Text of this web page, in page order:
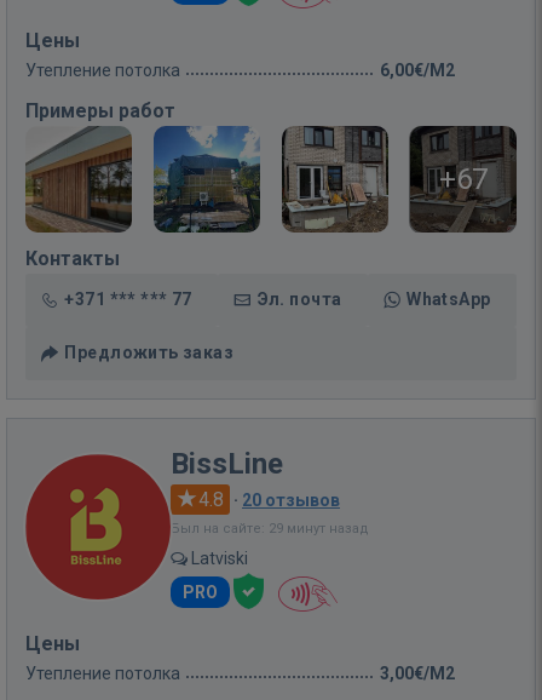
Цены
Утепление потолка 6,00€/M2
Примеры работ
+67
Контакты
+371 *** *** 77 Эл. почта WhatsApp
Предложить заказ
BissLine
4.8 · 20 отзывов
Был на сайте: 29 минут назад
Latviski
PRO
Цены
Утепление потолка 3,00€/M2